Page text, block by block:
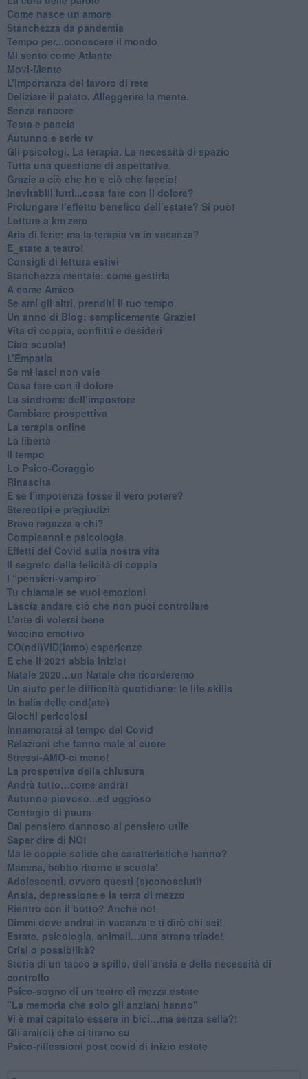
​Come nasce un amore
Stanchezza da pandemia
​Tempo per...conoscere il mondo
​Mi sento come Atlante
​Movi-Mente
​L’importanza del lavoro di rete
​Deliziare il palato. Alleggerire la mente.
​Senza rancore
​Testa e pancia
​Autunno e serie tv
​Gli psicologi. La terapia. La necessità di spazio
​Tutta una questione di aspettative.
​Grazie a ciò che ho e ciò che faccio!
​Inevitabili lutti...cosa fare con il dolore?
Prolungare l’effetto benefico dell’estate? Si può!
​Letture a km zero
​Aria di ferie: ma la terapia va in vacanza?
​E_state a teatro!
​Consigli di lettura estivi
​Stanchezza mentale: come gestirla
​A come Amico
​Se ami gli altri, prenditi il tuo tempo
​Un anno di Blog: semplicemente Grazie!
​Vita di coppia, conflitti e desideri
​Ciao scuola!
​L’Empatia
​Se mi lasci non vale
Cosa fare con il dolore
​La sindrome dell’impostore
​Cambiare prospettiva
La terapia online
La libertà
​Il tempo
​Lo Psico-Coraggio
Rinascita
​E se l’impotenza fosse il vero potere?
Stereotipi e pregiudizi
​Brava ragazza a chi?
​Compleanni e psicologia
Effetti del Covid sulla nostra vita
Il segreto della felicità di coppia
​I “pensieri-vampiro”
​Tu chiamale se vuoi emozioni
​Lascia andare ciò che non puoi controllare
L’arte di volersi bene
​Vaccino emotivo
CO(ndi)VID(iamo) esperienze
​E che il 2021 abbia inizio!
​Natale 2020…un Natale che ricorderemo
Un aiuto per le difficoltà quotidiane: le life skills
​In balia delle ond(ate)
Giochi pericolosi
Innamorarsi al tempo del Covid
​Relazioni che fanno male al cuore
​Stressi-AMO-ci meno!
​La prospettiva della chiusura
​Andrà tutto…come andrà!
Autunno piovoso...ed uggioso
​Contagio di paura
​Dal pensiero dannoso al pensiero utile
​Saper dire di NO!
​Ma le coppie solide che caratteristiche hanno?
​Mamma, babbo ritorno a scuola!
Adolescenti, ovvero questi (s)conosciuti!
Ansia, depressione e la terra di mezzo
​Rientro con il botto? Anche no!
Dimmi dove andrai in vacanza e ti dirò chi sei!
​Estate, psicologia, animali…una strana triade!
​Crisi o possibilità?
​Storia di un tacco a spillo, dell’ansia e della necessità di
controllo
​Psico-sogno di un teatro di mezza estate
"La memoria che solo gli anziani hanno"
​Vi è mai capitato essere in bici…ma senza sella?!
​Gli ami(ci) che ci tirano su
Psico-riflessioni post covid di inizio estate